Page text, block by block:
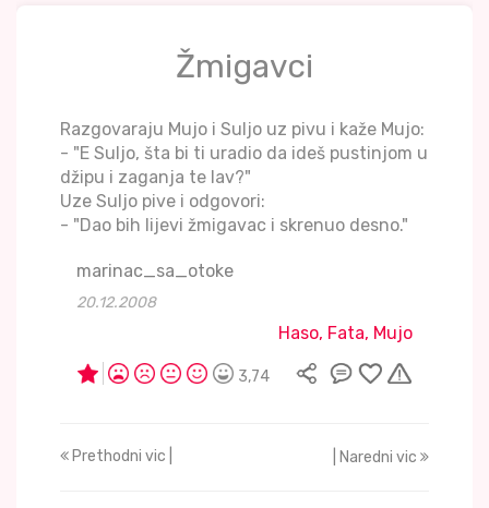
Žmigavci
Razgovaraju Mujo i Suljo uz pivu i kaže Mujo:
- "E Suljo, šta bi ti uradio da ideš pustinjom u
džipu i zaganja te lav?"
Uze Suljo pive i odgovori:
- "Dao bih lijevi žmigavac i skrenuo desno."
marinac_sa_otoke
20.12.2008
Haso, Fata, Mujo
3,74
Prethodni vic | | Naredni vic